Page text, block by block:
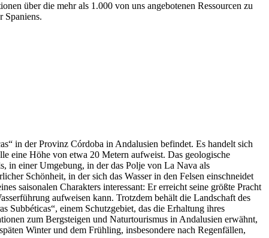
über die mehr als 1.000 von uns angebotenen Ressourcen zu
Spaniens.
in der Provinz Córdoba in Andalusien befindet. Es handelt sich
eine Höhe von etwa 20 Metern aufweist. Das geologische
in einer Umgebung, in der das Polje von La Nava als
Schönheit, in der sich das Wasser in den Felsen einschneidet
saisonalen Charakters interessant: Er erreicht seine größte Pracht
aufweisen kann. Trotzdem behält die Landschaft des
einem Schutzgebiet, das die Erhaltung ihres
zum Bergsteigen und Naturtourismus in Andalusien erwähnt,
Winter und dem Frühling, insbesondere nach Regenfällen,